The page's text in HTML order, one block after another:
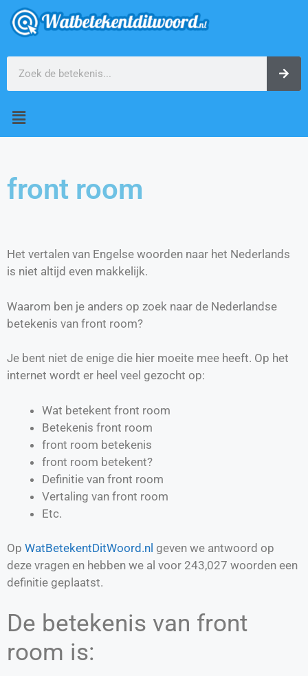
front room
Het vertalen van Engelse woorden naar het Nederlands
is niet altijd even makkelijk.
Waarom ben je anders op zoek naar de Nederlandse
betekenis van front room?
Je bent niet de enige die hier moeite mee heeft. Op het
internet wordt er heel veel gezocht op:
Wat betekent front room
Betekenis front room
front room betekenis
front room betekent?
Definitie van front room
Vertaling van front room
Etc.
Op WatBetekentDitWoord.nl geven we antwoord op
deze vragen en hebben we al voor 243,027 woorden een
definitie geplaatst.
De betekenis van front
room is: